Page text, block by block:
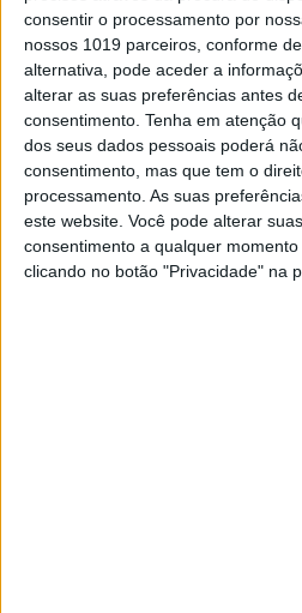
consentir o processamento por
nossos 1019 parceiros, conforme
alternativa, pode aceder a
alterar as suas preferências antes
consentimento. Tenha em atenção
dos seus dados pessoais poderá
consentimento, mas que tem o
processamento. As suas
este website. Você pode alterar
consentimento a qualquer
clicando no botão "Privacidade" na
EXAME INFORMÁTICA
Governo quer
recolha de dados
Proposta de lei reforça ainda
de segurança às imagens
de videovigilância. Está
instalação de câmaras de
prévios, em casos
acesso por parte das